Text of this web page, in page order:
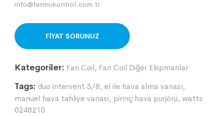
info@termokontrol.com.tr
ORDER ON WHATSAPP
Kategoriler: Fan Coil, Fan Coil Diğer Ekipmanlar
Tags: duo intervent 3/8, el ile hava alma vanası,
manuel hava tahliye vanası, pirinç hava purjörü, watts
0248210